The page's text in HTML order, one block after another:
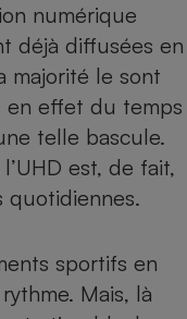
numérique
déjà diffusées en
majorité le sont
en effet du temps
telle bascule.
est, de fait,
quotidiennes.
sportifs en
Mais, là